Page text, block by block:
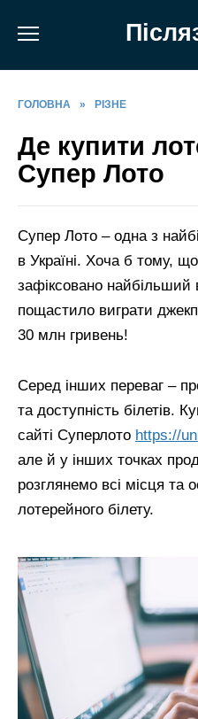
ГОЛОВНА » РІЗНЕ
Де купити
Супер Лото
Супер Лото – одна з
в Україні. Хоча б тому,
зафіксовано
пощастило виграти
30 млн гривень!
Серед інших переваг –
та доступність білетів.
сайті Суперлото https://
але й у інших точках
розглянемо всі місця та
лотерейного білету.